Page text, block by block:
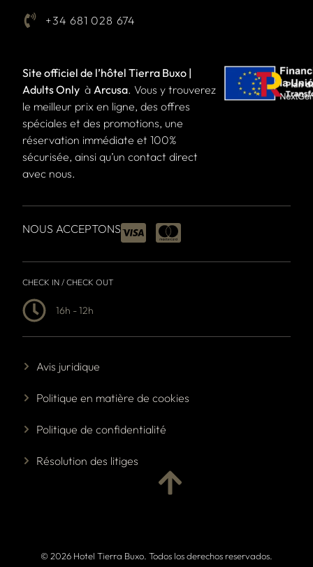
+34 681 028 674
Site officiel de l’hôtel Tierra Buxo |
Adults Only à Arcusa. Vous y trouverez
le meilleur prix en ligne, des offres
spéciales et des promotions, une
réservation immédiate et 100%
sécurisée, ainsi qu’un contact direct
avec nous.
NOUS ACCEPTONS
CHECK IN / CHECK OUT
16h - 12h
Avis juridique
Politique en matière de cookies
Politique de confidentialité
Résolution des litiges
© 2026 Hotel Tierra Buxo. Todos los derechos reservados.